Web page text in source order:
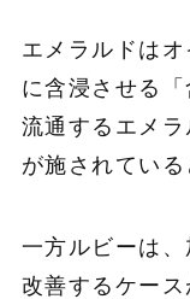
エメラルドは
に含浸させる
流通するエメ
が施されている
一方ルビーは
改善するケース